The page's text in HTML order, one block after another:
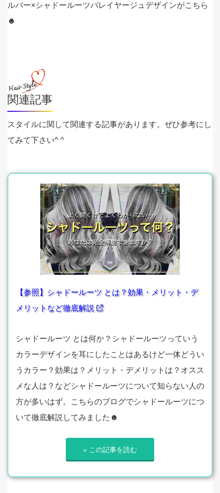
ルバー×シャドールーツバレイヤージュデザインがこちら
☻
関連記事
スタイルに関して関連する記事があります。ぜひ参考にし
てみて下さい^ ^
【参照】シャドールーツ とは？効果・メリット・デ
メリットなど徹底解説
シャドールーツ とは何か？シャドールーツっていう
カラーデザインを耳にしたことはあるけど一体どうい
うカラー？効果は？メリット・デメリットは？オスス
メな人は？などシャドールーツについて知らない人の
方が多いはず。こちらのブログでシャドールーツにつ
いて徹底解説してみました☻
» この記事を読む